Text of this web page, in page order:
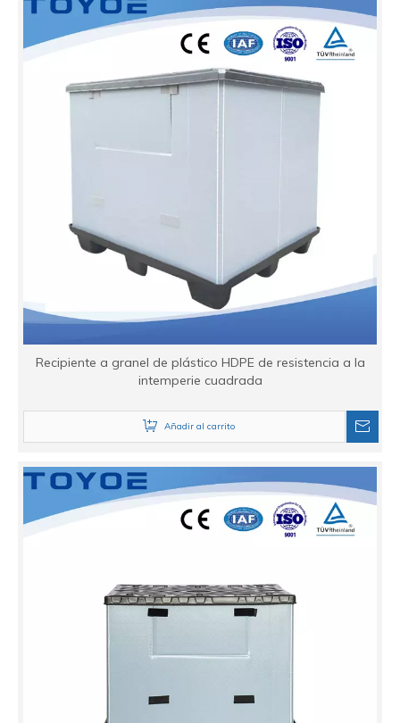
Recipiente a granel de plástico HDPE de resistencia a la
intemperie cuadrada
Añadir al carrito